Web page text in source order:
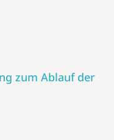
zum Ablauf der